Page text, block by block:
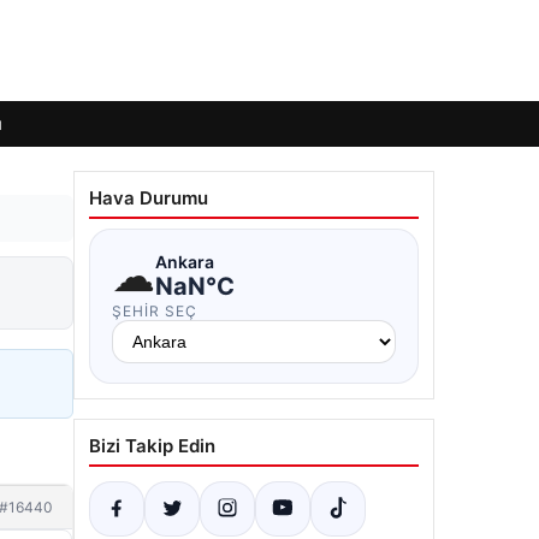
#16440
Hava Durumu
☁Ankara
NaN°C
ŞEHIR SEÇ
Bizi Takip Edin